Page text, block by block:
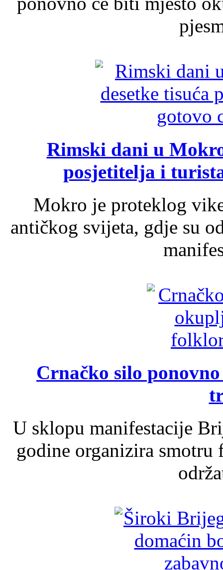
Rimski dani u
posjetitelja i
Mokro je proteklog
antičkog svijeta, gdje su
Crnačko silo
U sklopu manifestacije
godine organizira